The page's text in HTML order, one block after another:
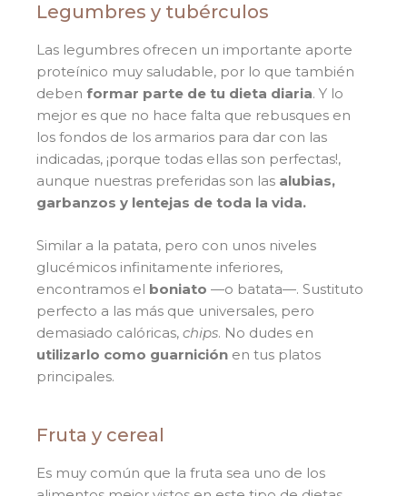
Legumbres y tubérculos
Las legumbres ofrecen un importante aporte
proteínico muy saludable, por lo que también
deben formar parte de tu dieta diaria. Y lo
mejor es que no hace falta que rebusques en
los fondos de los armarios para dar con las
indicadas, ¡porque todas ellas son perfectas!,
aunque nuestras preferidas son las alubias,
garbanzos y lentejas de toda la vida.
Similar a la patata, pero con unos niveles
glucémicos infinitamente inferiores,
encontramos el boniato —o batata—. Sustituto
perfecto a las más que universales, pero
demasiado calóricas, chips. No dudes en
utilizarlo como guarnición en tus platos
principales.
Fruta y cereal
Es muy común que la fruta sea uno de los